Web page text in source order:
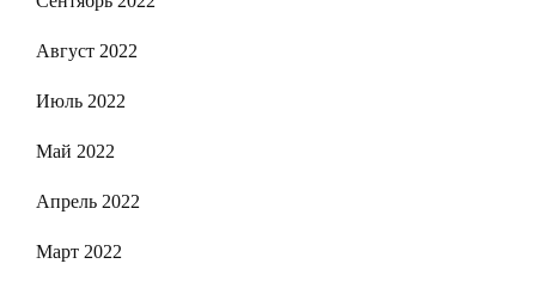
Август 2022
Июль 2022
Май 2022
Апрель 2022
Март 2022